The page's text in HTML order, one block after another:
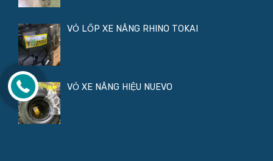
VỎ LỐP XE NÂNG RHINO TOKAI
VỎ XE NÂNG HIỆU NUEVO